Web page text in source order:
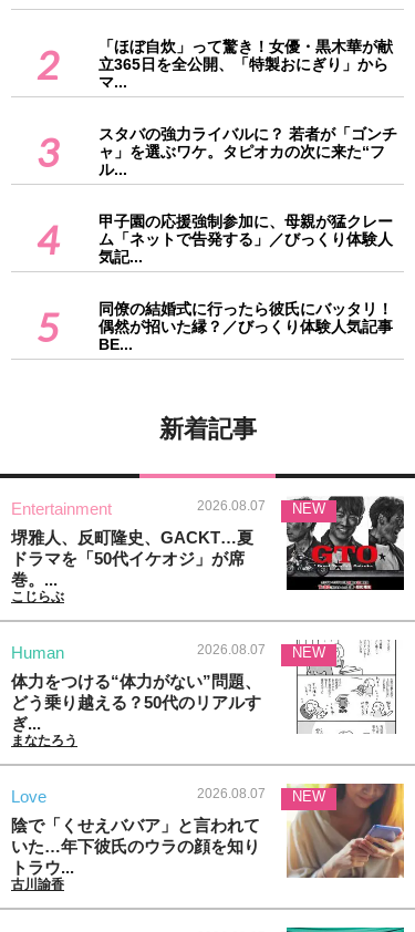
2
「ほぼ自炊」って驚き！女優・黒木華が献
立365日を全公開、「特製おにぎり」から
マ...
3
スタバの強力ライバルに？ 若者が「ゴンチ
ャ」を選ぶワケ。タピオカの次に来た“フ
ル...
4
甲子園の応援強制参加に、母親が猛クレー
ム「ネットで告発する」／びっくり体験人
気記...
5
同僚の結婚式に行ったら彼氏にバッタリ！
偶然が招いた縁？／びっくり体験人気記事
BE...
新着記事
Entertainment 2026.08.07
堺雅人、反町隆史、GACKT…夏
ドラマを「50代イケオジ」が席
巻。...
こじらぶ
NEW
Human 2026.08.07
体力をつける“体力がない”問題、
どう乗り越える？50代のリアルす
ぎ...
まなたろう
NEW
Love 2026.08.07
陰で「くせえババア」と言われて
いた…年下彼氏のウラの顔を知り
トラウ...
古川諭香
NEW